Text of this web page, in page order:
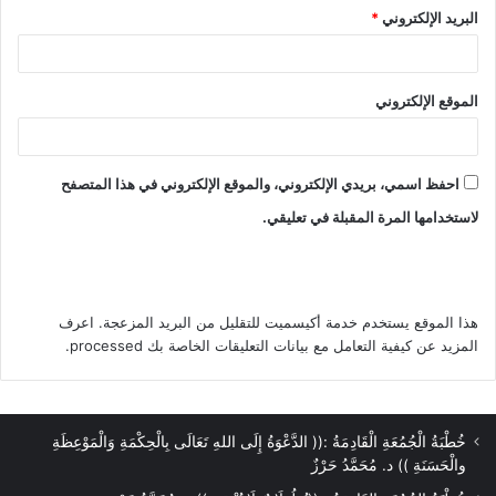
واصغوا إليّ بالآذان والأسماع فأقول وبالله
==========================
(1) ((ولادته (صلى الله عليه وسلم) يتيما،
والحكمة في ذلك))
=================
ولد النبي (صلى الله عليه وسلم) صبيحة
يوم الاثنين التاسع من شهر ربيع الأول
(حقق ذلك محمود باشا الفلكي)، من عامِ
محاولةِ أبرهة الأشرم الحبشي هدم الكعبة
البريد الإلكتروني*
الموقع الإلكتروني
احفظ اسمي، بريدي الإلكتروني، والموقع الإلكتروني في هذا المتصفح
لاستخدامها المرة المقبلة في تعليقي.
هذا الموقع يستخدم خدمة أكيسميت للتقليل من البريد المزعجة. اعرف
المزيد عن كيفية التعامل مع بيانات التعليقات الخاصة بك processed
.
خُطْبَةُ الْجُمُعَةِ الْقَادِمَةُ :(( الدَّعْوَةُ إِلَى اللهِ تَعَالَى بِالْحِكْمَةِ وَالْمَوْعِظَةِ
والْحَسَنَةِ )) د. مُحَمَّدُ حَرْزٌ